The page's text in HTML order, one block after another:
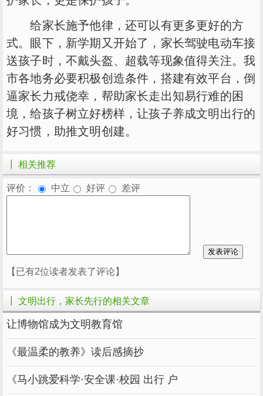
给家长施予他律，还可以有更多更好的方
式。眼下，新学期又开始了，家长驾驶电动车接
送孩子时，不戴头盔、超载等现象值得关注。我
市各地务必要积极创造条件，搭建有效平台，倒
逼家长力戒侥幸，帮助家长走出知易行难的困
境，给孩子树立好榜样，让孩子养成文明出行的
好习惯，助推文明创建。
┃ 相关推荐
评价： 中立 好评 差评
【已有2位读者发表了评论】
┃ 文明出行，家长先行的相关文章
让博物馆成为文明教育馆
《最温柔的教养》读后感摘抄
《马小跳爱科学·安全课·校园 出行 户